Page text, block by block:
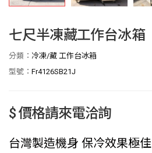
七尺半凍藏工作台冰箱
分類： 冷凍/藏 工作台冰箱
型號： Fr4126SB21J
$ 價格請來電洽詢
台灣製造機身 保冷效果極佳